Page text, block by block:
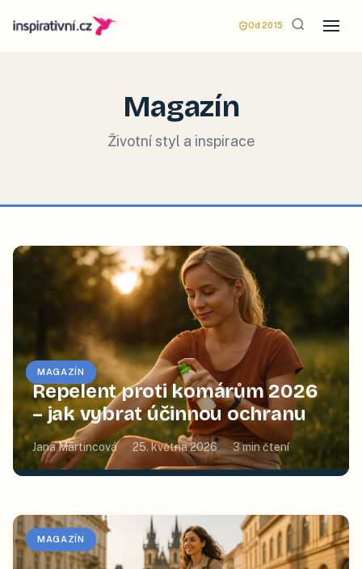
Od 2015
Magazín
Životní styl a inspirace
MAGAZÍN
Repelent proti komárům 2026
– jak vybrat účinnou ochranu
Jana Martincová 25. května 2026 3min čtení
MAGAZÍN